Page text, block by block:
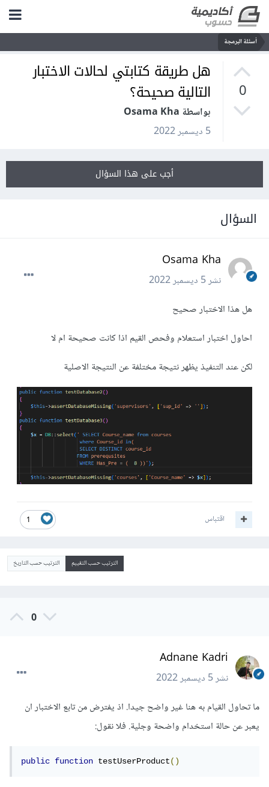
أسئلة البرمجة
0
هل طريقة كتابتي لحالات الاختبار
التالية صحيحة؟
بواسطة Osama Kha
5 ديسمبر 2022
أجب على هذا السؤال
السؤال
Osama Kha
نشر5 ديسمبر 2022
هل هذا الاختبار صحيح
احاول اختبار استعلام وفحص القيم اذا كانت صحيحة ام لا
لكن عند التنفيذ يظهر نتيجة مختلفة عن النتيجة الاصلية
1 اقتباس
الترتيب حسب التقييم الترتيب حسب التاريخ
0
Adnane Kadri
نشر5 ديسمبر 2022
ما تحاول القيام به هنا غير واضح جيدا. اذ يفترض من تابع الاختبار ان
يعبر عن حالة استخدام واضحة وجلية. فلا نقول:
public function testUserProduct()